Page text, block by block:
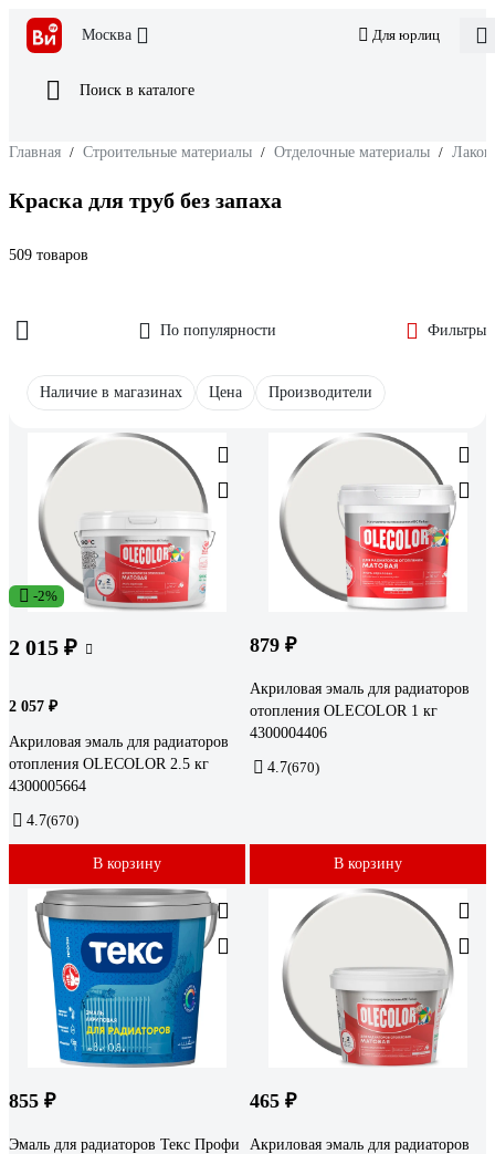
Москва Для юрлиц
Поиск в каталоге
Главная / Строительные материалы / Отделочные материалы /
Краска для труб без запаха
509 товаров
По популярности Фильтры
Наличие в магазинах Цена Производители
-2%
2 015 ₽
2 057 ₽
Акриловая эмаль для радиаторов
отопления OLECOLOR 2.5 кг
4300005664
4.7(670)
В корзину
879 ₽
Акриловая эмаль для радиаторов
отопления OLECOLOR 1 кг
4300004406
4.7(670)
В корзину
855 ₽
Эмаль для радиаторов Текс Профи
465 ₽
Акриловая эмаль для радиаторов